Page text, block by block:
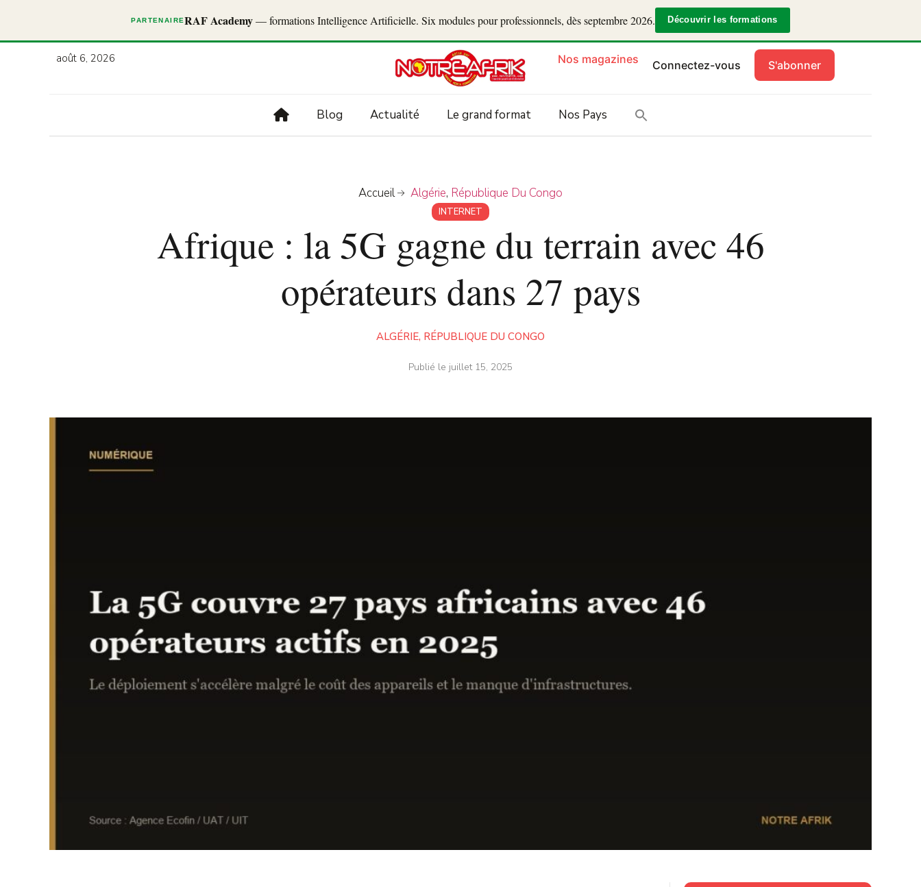
PARTENAIRERAF Academy— formations Intelligence Artificielle. Six modules pour professionnels, dès septembre 2026. Découvrir les formations
août 6, 2026 Nos magazines Connectez-vous S'abonner
Blog Actualité Le grand format Nos Pays
Accueil Algérie, République Du Congo
INTERNET
Afrique : la 5G gagne du terrain avec 46
opérateurs dans 27 pays
ALGÉRIE, RÉPUBLIQUE DU CONGO
Publié le juillet 15, 2025